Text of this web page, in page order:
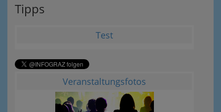
Tipps
Test
Veranstaltungsfotos